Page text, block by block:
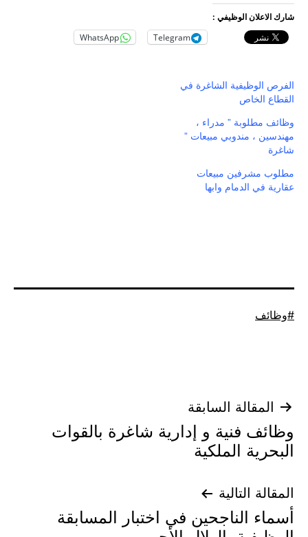
شارك الاعلان الوظيفي :
Telegram
WhatsApp
الفرص الوظيفية الشاغرة في
القطاع الخاص
وظائف مطلوبة ” مدراء ،
مهندسين ، مندوبي مبيعات ”
شاغرة
مطلوب مشرفين مبيعات
عقارية في الدمام وابها
موسوم
وظائف
تصفّح
المقالات
المقالة السابقة
وظائف فنية و إدارية شاغرة بالقوات
البحرية الملكية
المقالة التالية
أسماء الناجحين في اختبار المسابقة